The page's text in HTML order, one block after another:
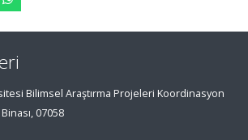
Bilimsel Araştırma Projeleri Koordinasyon
07058